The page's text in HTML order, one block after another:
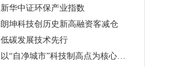
新华中证环保产业指数
朗坤科技创历史新高融资客减仓
低碳发展技术先行
以“自净城市”科技制高点为核心为建设美丽中国贡献战略科技力量